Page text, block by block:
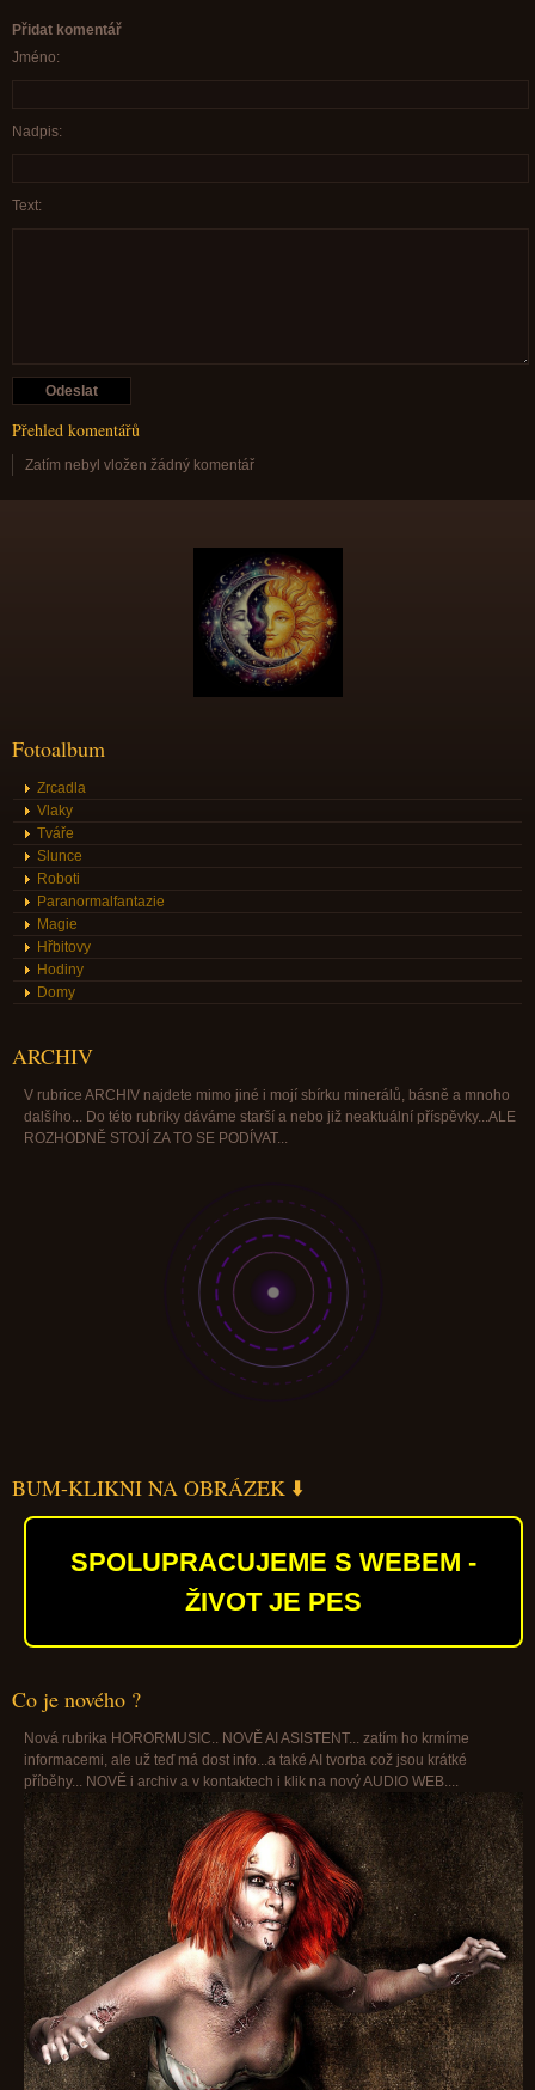
Přidat komentář
Jméno:
Nadpis:
Text:
Přehled komentářů
Zatím nebyl vložen žádný komentář
Fotoalbum
Zrcadla
Vlaky
Tváře
Slunce
Roboti
Paranormalfantazie
Magie
Hřbitovy
Hodiny
Domy
ARCHIV
V rubrice ARCHIV najdete mimo jiné i mojí sbírku minerálů, básně a mnoho
dalšího... Do této rubriky dáváme starší a nebo již neaktuální příspěvky...ALE
ROZHODNĚ STOJÍ ZA TO SE PODÍVAT...
BUM-KLIKNI NA OBRÁZEK ⬇️
SPOLUPRACUJEME S WEBEM -
ŽIVOT JE PES
Co je nového ?
Nová rubrika HORORMUSIC.. NOVĚ AI ASISTENT... zatím ho krmíme
informacemi, ale už teď má dost info...a také AI tvorba což jsou krátké
příběhy... NOVĚ i archiv a v kontaktech i klik na nový AUDIO WEB....